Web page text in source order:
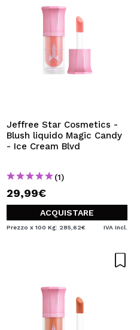
Jeffree Star Cosmetics -
Blush liquido Magic Candy
- Ice Cream Blvd
(1)
29,99€
ACQUISTARE
Prezzo x 100 Kg: 285,62€ IVA Incl.